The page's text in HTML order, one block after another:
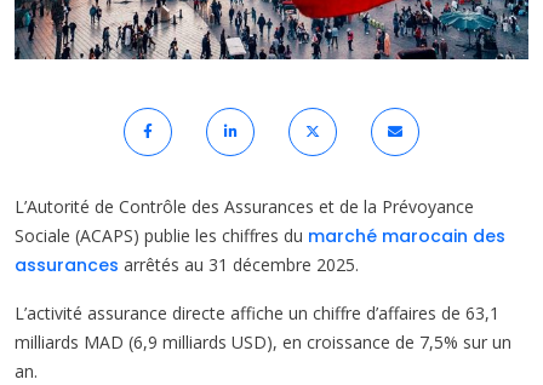
L’Autorité de Contrôle des Assurances et de la Prévoyance
Sociale (ACAPS) publie les chiffres du marché marocain des
assurances arrêtés au 31 décembre 2025.
L’activité assurance directe affiche un chiffre d’affaires de 63,1
milliards MAD (6,9 milliards USD), en croissance de 7,5% sur un
an.